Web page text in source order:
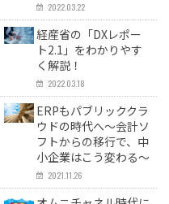
2022.03.22
経産省の「DXレポー
ト2.1」をわかりやす
く解説！
2022.03.18
ERPもパブリッククラ
ウドの時代へ〜会計ソ
フトからの移行で、中
小企業はこう変わる〜
2021.11.26